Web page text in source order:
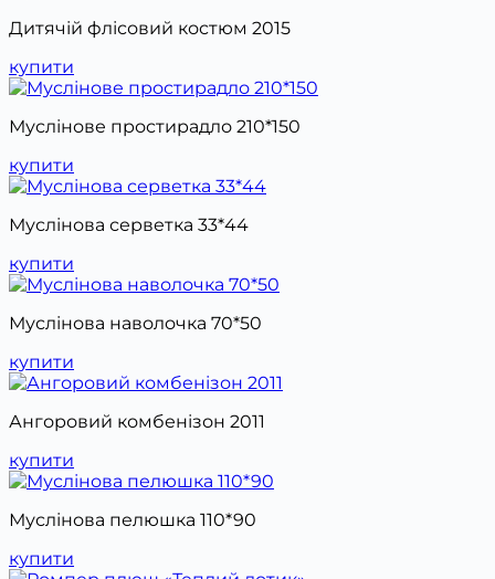
Дитячій флісовий костюм 2015
купити
Муслінове простирадло 210*150
купити
Муслінова серветка 33*44
купити
Муслінова наволочка 70*50
купити
Ангоровий комбенізон 2011
купити
Муслінова пелюшка 110*90
купити